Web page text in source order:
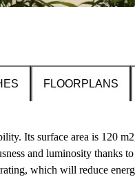
FLOORPLANS
Its surface area is 120
and luminosity thanks
which will reduce